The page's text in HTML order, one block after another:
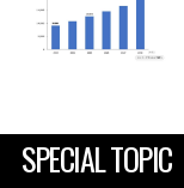
SPECIAL TOPIC